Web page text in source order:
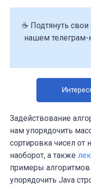
☕ Подтянуть
нашем телеграм-
Задействование
нам упорядочить
сортировка чисел
наоборот, а также
примеры
упорядочить Java